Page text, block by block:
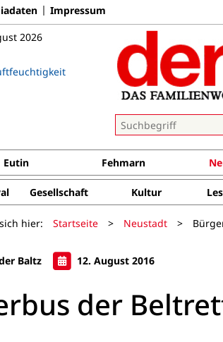
Impressum
2026
Eutin Fehmarn
Gesellschaft Kultur
hier: Startseite > Neustadt >
Baltz 12. August 2016
der